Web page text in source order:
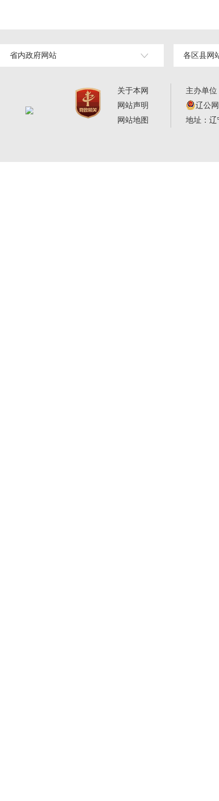
省内政府网站 各区县网
关于本网
网站声明
网站地图
主办单
辽公
地址：辽